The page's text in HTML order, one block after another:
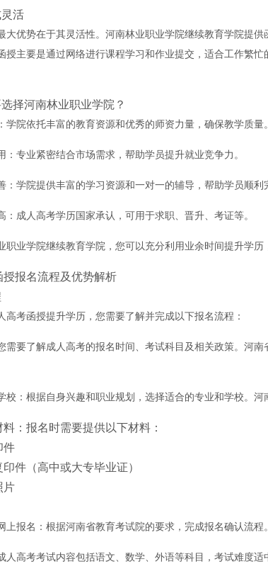
活
大优势在于其灵活性。河南林业职业学院继续教育学院提
授主要是通过网络进行课程学习和作业提交，适合工作繁
择河南林业职业学院？
学院依托丰富的教育资源和优秀的师资力量，确保教学质量。
：专业紧密结合市场需求，帮助学员提升就业竞争力。
：学院提供丰富的学习资源和一对一的辅导，帮助学员顺利
：成人高考学历国家承认，可用于求职、晋升、考证等。
职业学院继续教育学院，您可以充分利用业余时间提升学历
授报名流程及优势解析
高考函授提升学历，您需要了解并完成以下报名流程：
需要了解成人高考的报名时间、考试科目及相关政策。河
校：根据自身兴趣和职业规划，选择适合的专业和学校。
：报名时需要提供以下材料：
件
件（高中或大专毕业证）
片
上报名：根据河南省教育考试院的要求，完成报名确认流程。
人高考考试内容包括语文、数学、外语等科目，考试难度适